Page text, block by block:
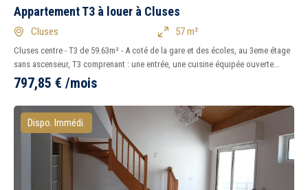
Appartement T3 à louer à Cluses
Cluses 57 m²
Cluses centre - T3 de 59.63m² - A coté de la gare et des écoles, au 3eme étage
sans ascenseur, T3 comprenant : une entrée, une cuisine équipée ouverte...
797,85 € /mois
Dispo. Immédi.